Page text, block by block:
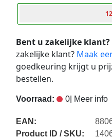
Bent u zakelijke klant?
zakelijke klant? Maak
goedkeuring krijgt u
bestellen.
Voorraad: 0| Meer info
EAN:
Product ID / SKU: